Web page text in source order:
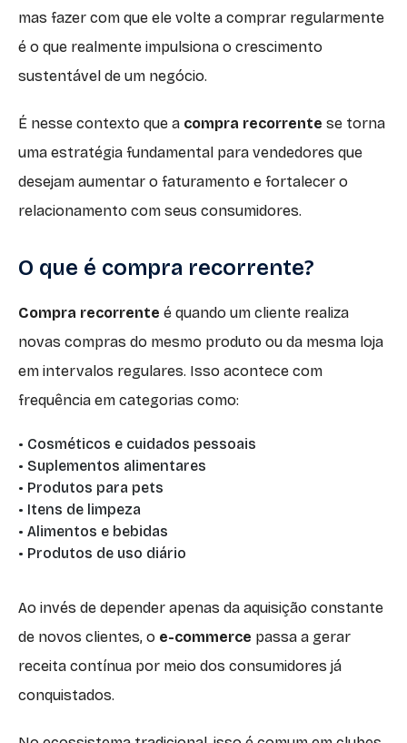
mas fazer com que ele volte a comprar regularmente
é o que realmente impulsiona o crescimento
sustentável de um negócio.
É nesse contexto que a compra recorrente se torna
uma estratégia fundamental para vendedores que
desejam aumentar o faturamento e fortalecer o
relacionamento com seus consumidores.
O que é compra recorrente?
Compra recorrente é quando um cliente realiza
novas compras do mesmo produto ou da mesma loja
em intervalos regulares. Isso acontece com
frequência em categorias como:
• Cosméticos e cuidados pessoais
• Suplementos alimentares
• Produtos para pets
• Itens de limpeza
• Alimentos e bebidas
• Produtos de uso diário
Ao invés de depender apenas da aquisição constante
de novos clientes, o e-commerce passa a gerar
receita contínua por meio dos consumidores já
conquistados.